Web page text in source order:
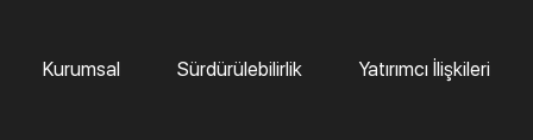
Kurumsal Sürdürülebilirlik Yatırımcı İlişkileri